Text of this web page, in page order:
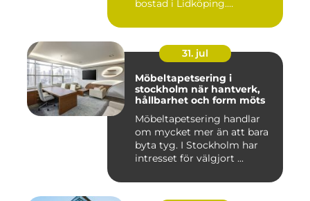
bostad i Lidköping.
31. jul
Möbeltapetsering i
stockholm när hantverk,
hållbarhet och form möts
Möbeltapetsering handlar
om mycket mer än att bara
byta tyg. I Stockholm har
intresset för välgjort ...